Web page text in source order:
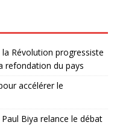
Révolution progressiste
refondation du pays
accélérer le
Biya relance le débat